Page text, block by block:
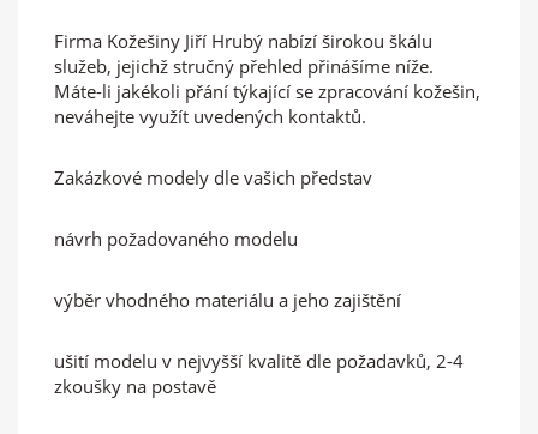
Firma Kožešiny Jiří Hrubý nabízí širokou škálu
služeb, jejichž stručný přehled přinášíme níže.
Máte-li jakékoli přání týkající se zpracování kožešin,
neváhejte využít uvedených kontaktů.
Zakázkové modely dle vašich představ
návrh požadovaného modelu
výběr vhodného materiálu a jeho zajištění
ušití modelu v nejvyšší kvalitě dle požadavků, 2-4
zkoušky na postavě